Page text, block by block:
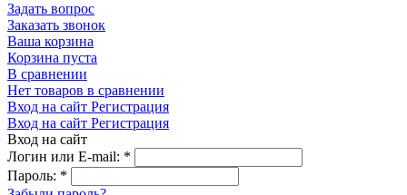
Задать вопрос
Заказать звонок
Ваша корзина
Корзина пуста
В сравнении
Нет товаров в сравнении
Вход на сайт Регистрация
Вход на сайт Регистрация
Вход на сайт
Логин или E-mail: *
Пароль: *